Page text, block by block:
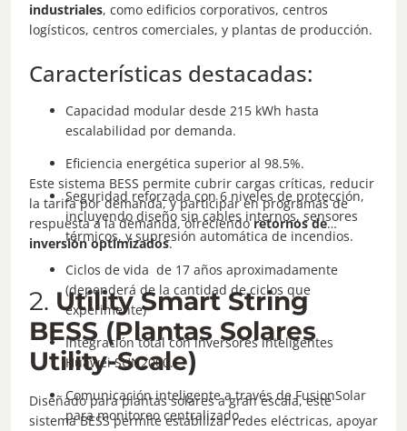
industriales, como edificios corporativos, centros
logísticos, centros comerciales, y plantas de producción.
Características destacadas:
Capacidad modular desde 215 kWh hasta
escalabilidad por demanda.
Eficiencia energética superior al 98.5%.
Seguridad reforzada con 6 niveles de protección,
incluyendo diseño sin cables internos, sensores
térmicos, y supresión automática de incendios.
Ciclos de vida de 17 años aproximadamente
(dependerá de la cantidad de ciclos que
experimente)
Integración total con inversores inteligentes
Huawei SUN2000.
Comunicación inteligente a través de FusionSolar
para monitoreo centralizado .
Este sistema BESS permite cubrir cargas críticas, reducir
la tarifa por demanda, y participar en programas de
respuesta a la demanda, ofreciendoretornos de
inversión optimizados.
2. Utility Smart String
BESS (Plantas Solares
Utility-Scale)
Diseñado para plantas solares a gran escala, este
sistema BESS permite estabilizar redes eléctricas, apoyar